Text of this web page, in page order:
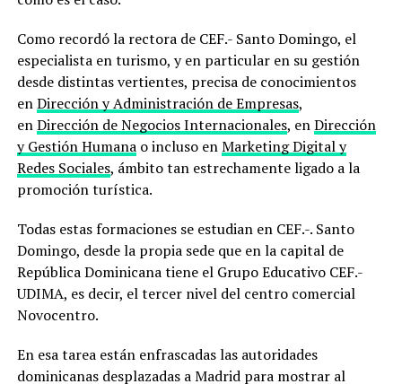
Como recordó la rectora de CEF.- Santo Domingo, el
especialista en turismo, y en particular en su gestión
desde distintas vertientes, precisa de conocimientos
enDirección y Administración de Empresas,
enDirección de Negocios Internacionales, enDirección
y Gestión Humanao incluso enMarketing Digital y
Redes Sociales, ámbito tan estrechamente ligado a la
promoción turística.
Todas estas formaciones se estudian en CEF.-. Santo
Domingo, desde la propia sede que en la capital de
República Dominicana tiene el Grupo Educativo CEF.-
UDIMA, es decir, el tercer nivel del centro comercial
Novocentro.
En esa tarea están enfrascadas las autoridades
dominicanas desplazadas a Madrid para mostrar al